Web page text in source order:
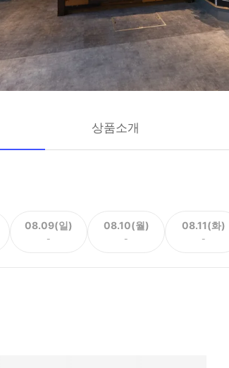
상품소개
08.09(일)
-
08.10(월)
-
08.11(화)
-